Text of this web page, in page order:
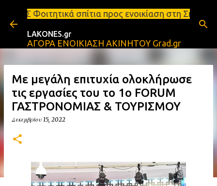
Μετάβαση στο κύριο περιεχόμενο
προς ενοικίαση στη Σπάρτη Ενοικιάσεις
LAKONES.gr
ΑΓΟΡΑ ΕΝΟΙΚΙΑΣΗ ΑΚΙΝΗΤΟΥ Grad.gr
Με μεγάλη επιτυχία ολοκλήρωσε
τις εργασίες του το 1o FORUM
ΓΑΣΤΡΟΝΟΜΙΑΣ & ΤΟΥΡΙΣΜΟΥ
Δεκεμβρίου 15, 2022